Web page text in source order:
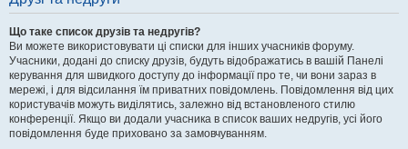
Що таке список друзів та недругів?
Ви можете використовувати ці списки для інших учасників форуму.
Учасники, додані до списку друзів, будуть відображатись в вашій Панелі
керування для швидкого доступу до інформації про те, чи вони зараз в
мережі, і для відсилання їм приватних повідомлень. Повідомлення від цих
користувачів можуть виділятись, залежно від встановленого стилю
конференції. Якщо ви додали учасника в список ваших недругів, усі його
повідомлення буде приховано за замовчуванням.